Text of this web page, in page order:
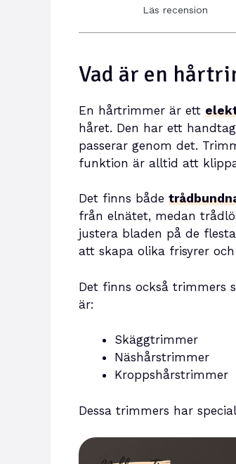
Läs recension
Vad är en
En hårtrimmer är ett
håret. Den har ett
passerar genom det.
funktion är alltid att
Det finns både
från elnätet, medan
justera bladen på de
att skapa olika frisyrer
Det finns också trimmers
är:
Skäggtrimmer
Näshårstrimmer
Kroppshårstrimmer
Dessa trimmers har